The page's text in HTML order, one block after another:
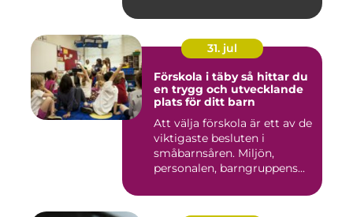
31. jul
Förskola i täby så hittar du
en trygg och utvecklande
plats för ditt barn
Att välja förskola är ett av de
viktigaste besluten i
småbarnsåren. Miljön,
personalen, barngruppens...